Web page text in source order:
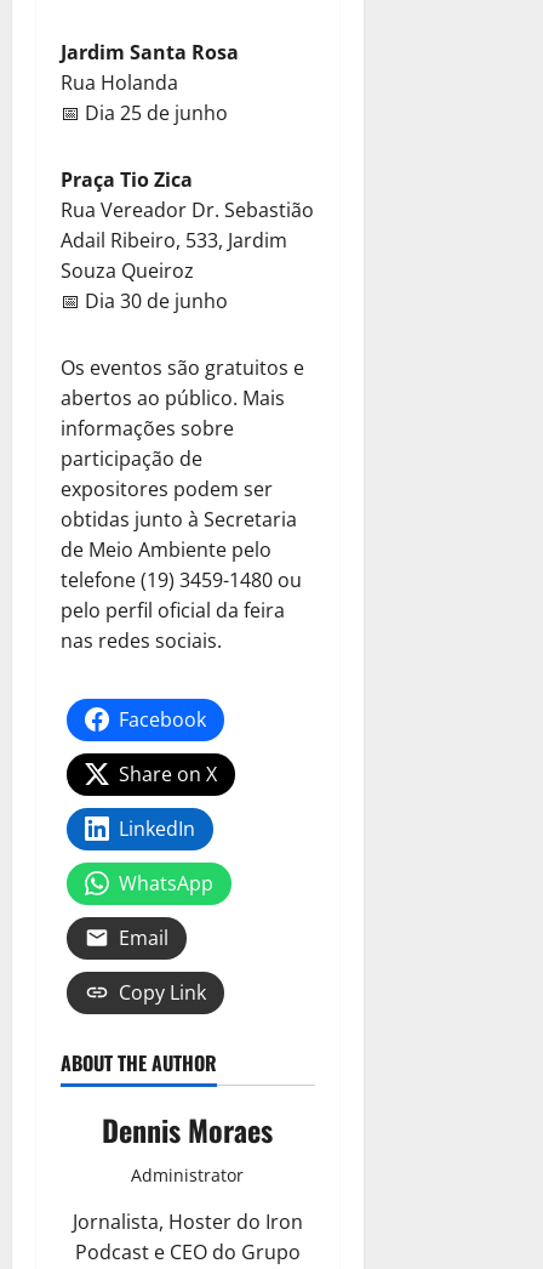
Jardim Santa Rosa
Rua Holanda
📅 Dia 25 de junho
Praça Tio Zica
Rua Vereador Dr. Sebastião
Adail Ribeiro, 533, Jardim
Souza Queiroz
📅 Dia 30 de junho
Os eventos são gratuitos e
abertos ao público. Mais
informações sobre
participação de
expositores podem ser
obtidas junto à Secretaria
de Meio Ambiente pelo
telefone (19) 3459-1480 ou
pelo perfil oficial da feira
nas redes sociais.
Facebook
Share on X
LinkedIn
WhatsApp
Email
Copy Link
ABOUT THE AUTHOR
Dennis Moraes
Administrator
Jornalista, Hoster do Iron
Podcast e CEO do Grupo